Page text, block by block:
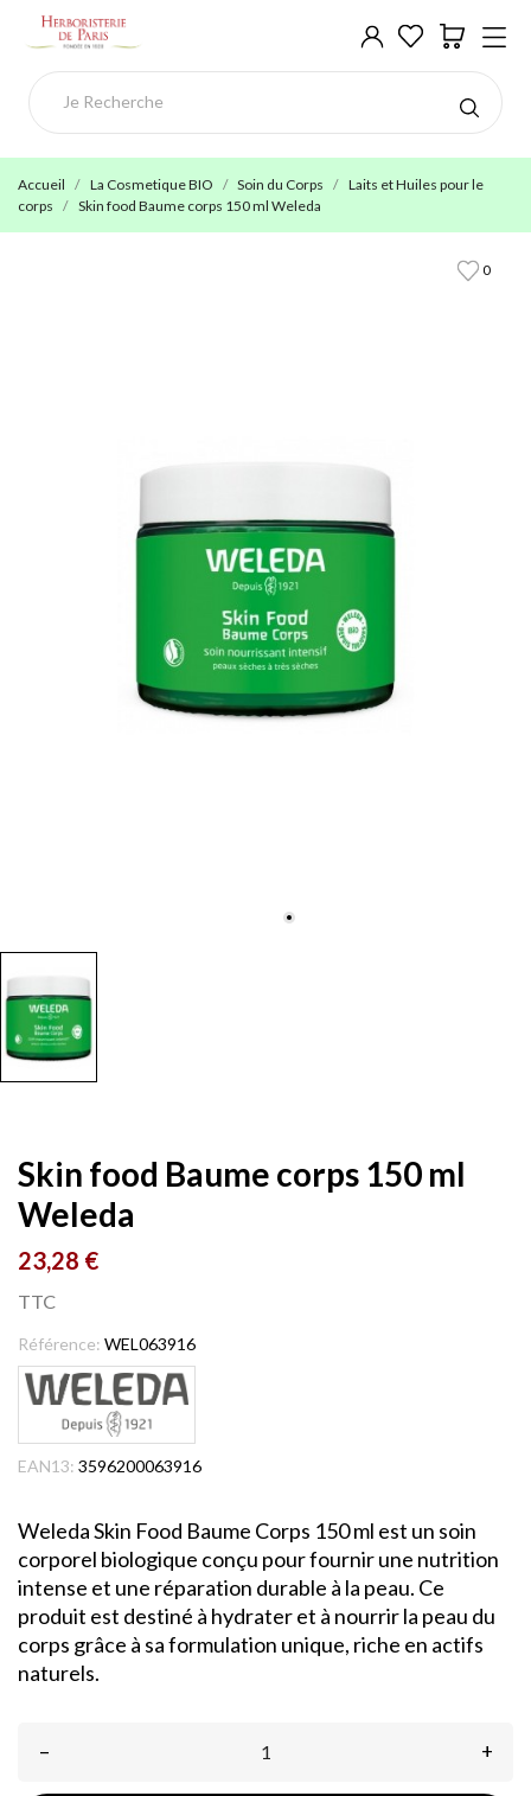
Accueil La Cosmetique BIO Soin du Corps
Laits et Huiles pour le
corps
Skin food Baume corps 150 ml Weleda
0
Skin food Baume corps 150 ml
Weleda
23,28 €
TTC
Référence: WEL063916
EAN13: 3596200063916
Weleda Skin Food Baume Corps 150 ml est un soin
corporel biologique conçu pour fournir une nutrition
intense et une réparation durable à la peau. Ce
produit est destiné à hydrater et à nourrir la peau du
corps grâce à sa formulation unique, riche en actifs
naturels.
– +